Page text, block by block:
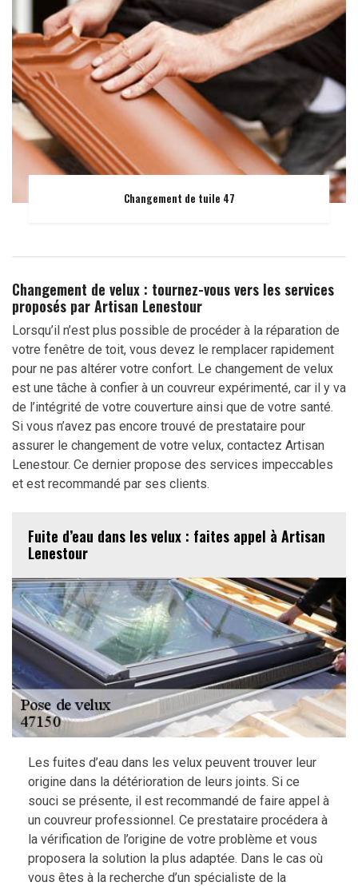
Changement de tuile 47
Changement de velux : tournez-vous vers les services
proposés par Artisan Lenestour
Lorsqu’il n’est plus possible de procéder à la réparation de
votre fenêtre de toit, vous devez le remplacer rapidement
pour ne pas altérer votre confort. Le changement de velux
est une tâche à confier à un couvreur expérimenté, car il y va
de l’intégrité de votre couverture ainsi que de votre santé.
Si vous n’avez pas encore trouvé de prestataire pour
assurer le changement de votre velux, contactez Artisan
Lenestour. Ce dernier propose des services impeccables
et est recommandé par ses clients.
Fuite d’eau dans les velux : faites appel à Artisan
Lenestour
Les fuites d’eau dans les velux peuvent trouver leur
origine dans la détérioration de leurs joints. Si ce
souci se présente, il est recommandé de faire appel à
un couvreur professionnel. Ce prestataire procédera à
la vérification de l’origine de votre problème et vous
proposera la solution la plus adaptée. Dans le cas où
vous êtes à la recherche d’un spécialiste de la